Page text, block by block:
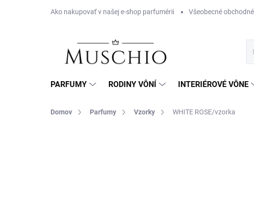
Ako nakupovať v našej e-shop parfumérii Všeobecné
PARFUMY RODINY VÔNÍ INTERIÉROVÉ VÔNE
Domov Parfumy Vzorky WHITE ROSE/vzorka